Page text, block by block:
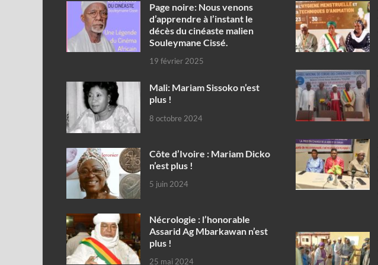
Page noire: Nous venons
d’apprendre à l’instant le
décès du cinéaste malien
Souleymane Cissé.
19 février 2025
Mali: Mariam Sissoko n’est
plus !
8 octobre 2024
Côte d’Ivoire : Mariam Dicko
n’est plus !
5 juin 2024
Nécrologie : l’honorable
Assarid Ag Mbarkawan n’est
plus !
25 mai 2024